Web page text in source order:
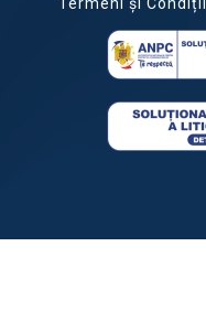
Termeni și Condiții